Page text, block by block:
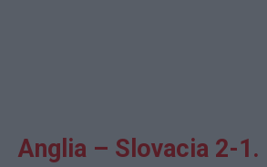
Anglia – Slovacia 2-1.